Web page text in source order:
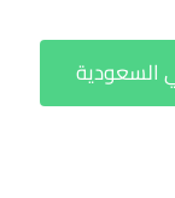
السعودية